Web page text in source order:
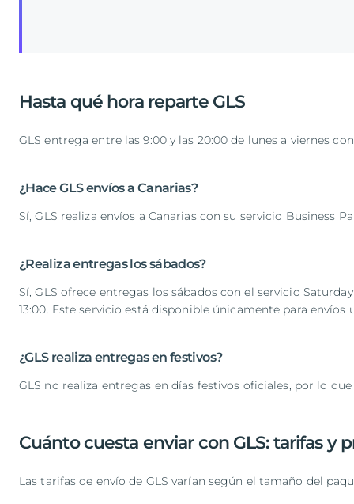
Hasta qué hora reparte GLS
GLS entrega entre las 9:00 y las 20:00 de lunes a viernes
¿Hace GLS envíos a Canarias?
Sí, GLS realiza envíos a Canarias con su servicio Business
¿Realiza entregas los sábados?
Sí, GLS ofrece entregas los sábados con el servicio
13:00. Este servicio está disponible únicamente para envíos
¿GLS realiza entregas en festivos?
GLS no realiza entregas en días festivos oficiales, por lo
Cuánto cuesta enviar con GLS: tarifas y
Las tarifas de envío de GLS varían según el tamaño del